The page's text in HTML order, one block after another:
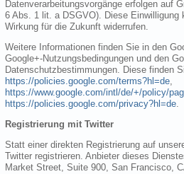
Datenverarbeitungsvorgänge erfolgen auf
6 Abs. 1 lit. a DSGVO). Diese Einwilligung
Wirkung für die Zukunft widerrufen.
Weitere Informationen finden Sie in den
Google+-Nutzungsbedingungen und den
Datenschutzbestimmungen. Diese finden
https://policies.google.com/terms?hl=de,
https://www.google.com/intl/de/+/policy/
https://policies.google.com/privacy?hl=de.
Registrierung mit Twitter
Statt einer direkten Registrierung auf
Twitter registrieren. Anbieter dieses
Market Street, Suite 900, San Francisco,